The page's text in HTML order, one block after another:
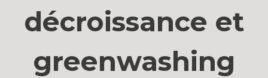
décroissance et
greenwashing